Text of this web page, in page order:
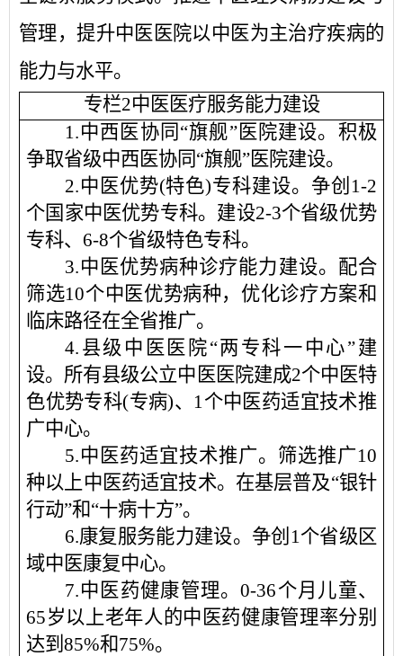
管理，提升中医医院以中医为主治疗疾病的
能力与水平。
专栏2中医医疗服务能力建设
1.中西医协同“旗舰”医院建设。 积极
争取省级中西医协同 “旗舰”医院建设。
2.中医优势(特色)专科建设。 争创 1-2
个国家中医优势专科。建设2-3个省级优势
专科、 6-8个省级特色专科。
3.中医优势病种诊疗能力建设。 配合
筛选10个中医优势病种， 优化诊疗方案和
临床路径在全省推广。
4. 县级中医医院“两专科一中心”建
设。 所有县级公立中医医院建成2个中医特
色优势专科(专病)、 1个中医药适宜技术推
广中心。
5.中医药适宜技术推广。 筛选推广10
种以上中医药适宜技术。在基层普及“银针
行动”和“十病十方”。
6.康复服务能力建设。 争创 1个省级区
域中医康复中心。
7.中医药健康管理。0-36个月儿童、
65岁以上老年人的中医药健康管理率分别
达到85%和75%。